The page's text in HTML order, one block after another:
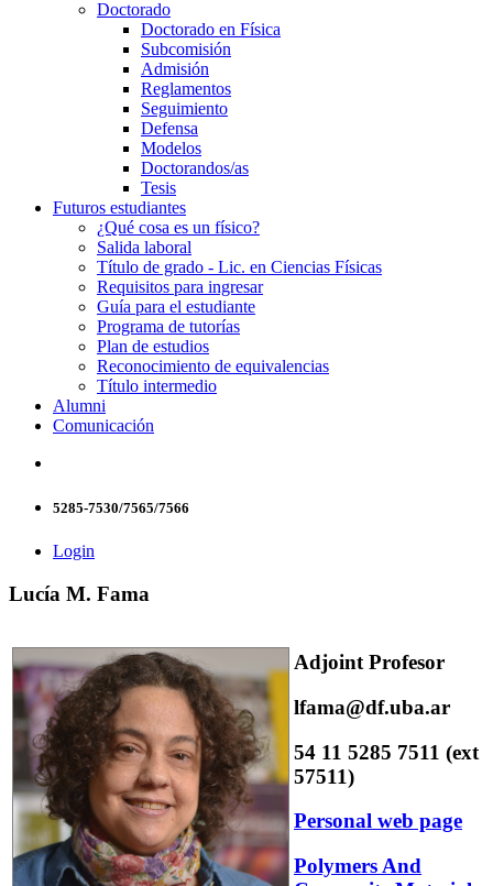
Doctorado
Doctorado en Física
Subcomisión
Admisión
Reglamentos
Seguimiento
Defensa
Modelos
Doctorandos/as
Tesis
Futuros estudiantes
¿Qué cosa es un físico?
Salida laboral
Título de grado - Lic. en Ciencias Físicas
Requisitos para ingresar
Guía para el estudiante
Programa de tutorías
Plan de estudios
Reconocimiento de equivalencias
Título intermedio
Alumni
Comunicación
5285-7530/7565/7566
Login
Lucía M. Fama
Adjoint Profesor
lfama@df.uba.ar
54 11 5285 7511 (ext
57511)
Personal web page
Polymers And